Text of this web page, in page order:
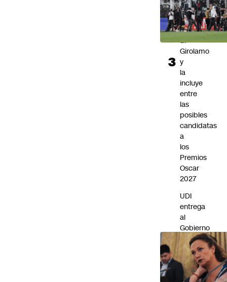
la
actriz
Mariana
di
Girolamo
y
la
incluye
entre
las
posibles
candidatas
a
los
Premios
Oscar
2027
UDI
entrega
al
Gobierno
propuestas
para
enfrentar